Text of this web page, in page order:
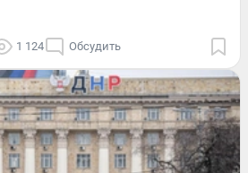
1 124 Обсудить